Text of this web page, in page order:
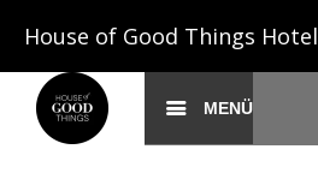
House of Good Things Hotel
MENÜ